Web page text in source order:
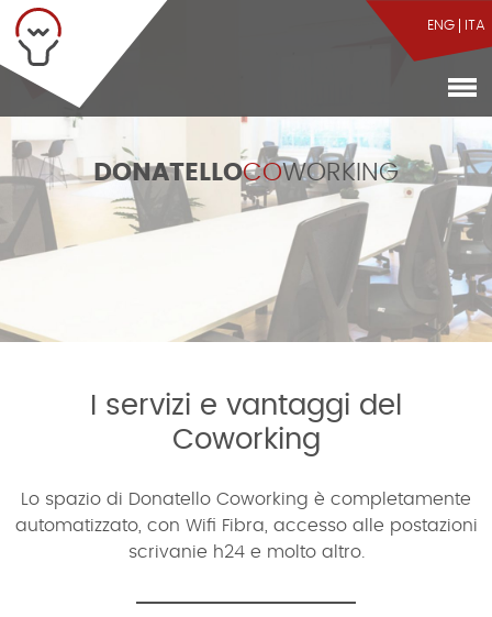
ENG ITA
DONATELLOCOWORKING
I servizi e vantaggi del
Coworking
Lo spazio di Donatello Coworking è completamente
automatizzato, con Wifi Fibra, accesso alle postazioni
scrivanie h24 e molto altro.